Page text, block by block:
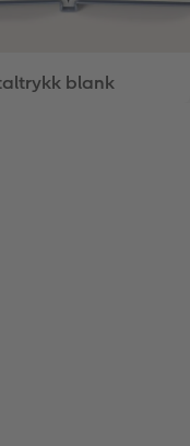
blank